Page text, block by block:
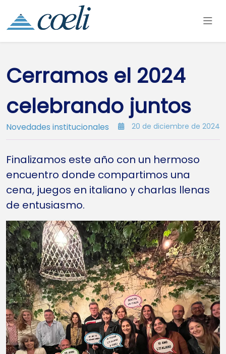
Cerramos el 2024
celebrando juntos
Novedades institucionales 20 de diciembre de 2024
Finalizamos este año con un hermoso
encuentro donde compartimos una
cena, juegos en italiano y charlas llenas
de entusiasmo.